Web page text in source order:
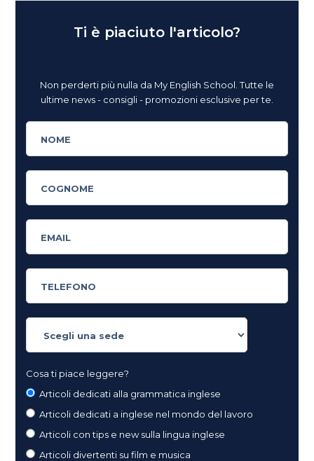
Ti è piaciuto l'articolo?
Non perderti più nulla da My English School. Tutte le
ultime news - consigli - promozioni esclusive per te.
Cosa ti piace leggere?
Articoli dedicati alla grammatica inglese
Articoli dedicati a inglese nel mondo del lavoro
Articoli con tips e new sulla lingua inglese
Articoli divertenti su film e musica